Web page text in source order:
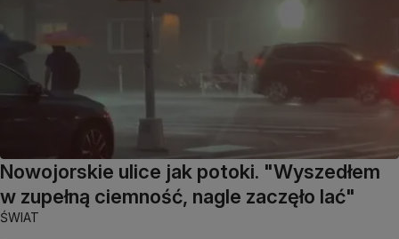
Nowojorskie ulice jak potoki. "Wyszedłem
w zupełną ciemność, nagle zaczęło lać"
ŚWIAT